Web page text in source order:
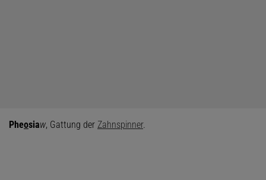
Pheosiaw, Gattung der Zahnspinner.